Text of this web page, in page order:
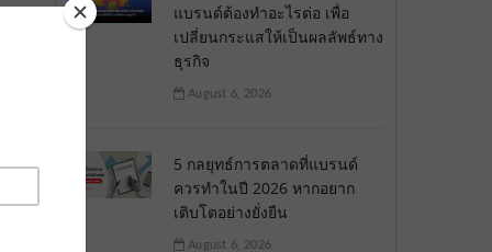
แบรนด์ต้องทำอะไรต่อ เพื่อ
เปลี่ยนกระแสให้เป็นผลลัพธ์ทาง
ธุรกิจ
August 6, 2026
5 กลยุทธ์การตลาดที่แบรนด์
ควรทำในปี 2026 หากอยาก
เติบโตอย่างยั่งยืน
August 6, 2026